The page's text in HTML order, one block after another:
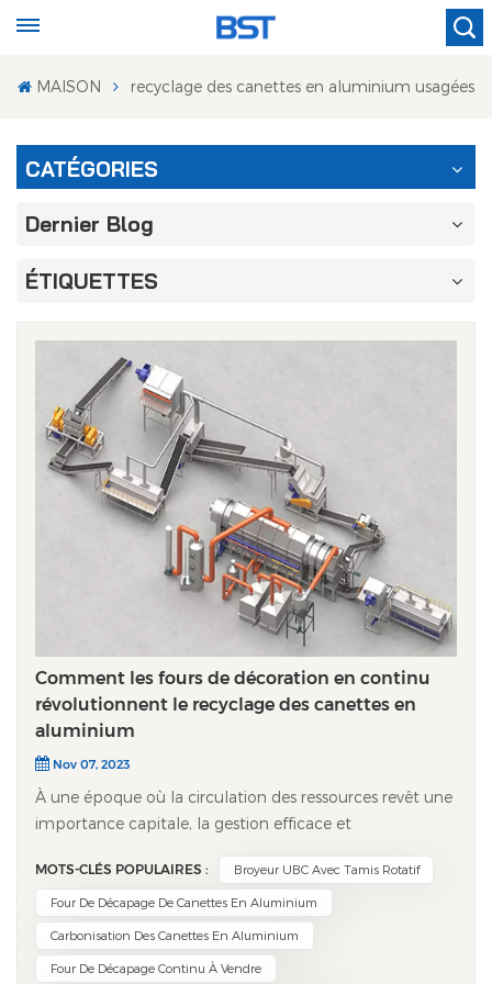
MAISON recyclage des canettes en aluminium usagées
CATÉGORIES
Dernier Blog
ÉTIQUETTES
Comment les fours de décoration en continu
révolutionnent le recyclage des canettes en
aluminium
Nov 07, 2023
À une époque où la circulation des ressources revêt une
importance capitale, la gestion efficace et
constitue un défi crucial. four de carbonisation
automatique continu Ce procédé joue un rôle essentiel
dans la décarbonisation et le décapage de la peinture
de ces bidons. Voici une description détaillée de son
MOTS-CLÉS POPULAIRES : Broyeur UBC Avec Tamis Rotatif
Four De Décapage De Canettes En Aluminium
Carbonisation Des Canettes En Aluminium
Four De Décapage Continu À Vendre